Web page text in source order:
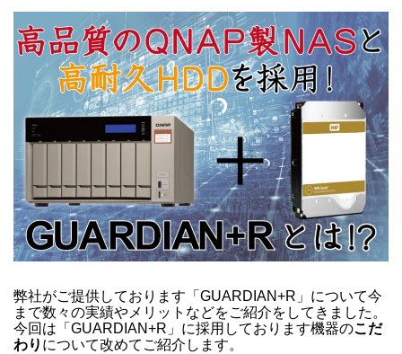
弊社がご提供しております「GUARDIAN+R」について今
まで数々の実績やメリットなどをご紹介をしてきました。
今回は「GUARDIAN+R」に採用しております機器のこだ
わり について改めてご紹介します。